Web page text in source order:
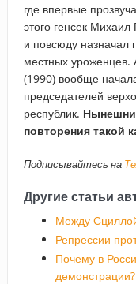
где впервые
этого генсек
и повсюду назначал
местных
(1990) вообще
председателей
республик.
повторения такой
Подписывайтесь на
Другие статьи
Между
Репрессии
Почему в
демонстрации?